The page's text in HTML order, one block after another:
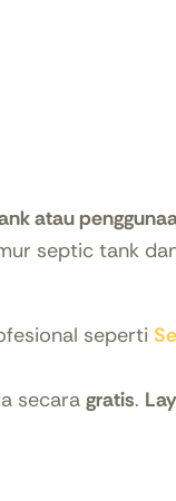
atau
septic tank
seperti
secara gratis.